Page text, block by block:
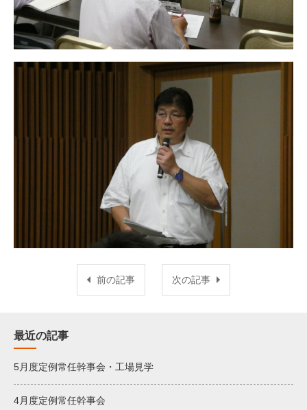
前の記事 次の記事
最近の記事
5月度定例常任幹事会・工場見学
4月度定例常任幹事会